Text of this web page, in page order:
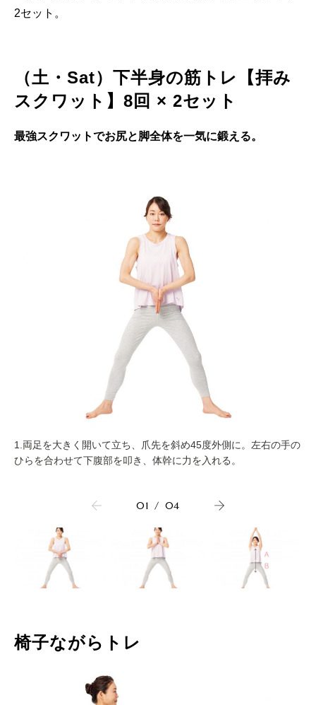
2セット。
（土・Sat）下半身の筋トレ【拝み
スクワット】8回 × 2セット
最強スクワットでお尻と脚全体を一気に鍛える。
1.両足を大きく開いて立ち、爪先を斜め45度外側に。左右の手の
ひらを合わせて下腹部を叩き、体幹に力を入れる。
01 / 04
椅子ながらトレ